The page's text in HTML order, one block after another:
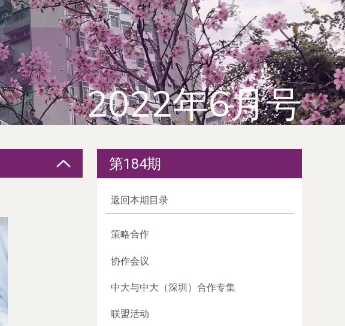
2022年6月号
第184期
返回本期目录
策略合作
协作会议
中大与中大（深圳）合作专集
联盟活动